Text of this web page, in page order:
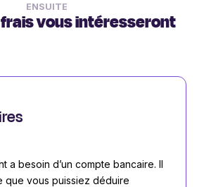
ENSUITE
vous intéresseront
a besoin d’un compte bancaire. Il
que vous puissiez déduire